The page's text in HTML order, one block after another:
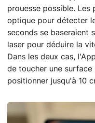
prouesse possible. Les
optique pour détecter
seconds se baseraient
laser pour déduire la
Dans les deux cas,
de toucher une
positionner jusqu'à 10